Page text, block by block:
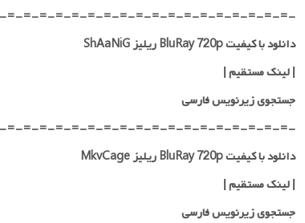
=-=-=-=-=-=-=-=-=-=-=-=-=-=-=-=-=-=-
دانلود با کیفیت BluRay 720p ریلیز ShAaNiG
|لینک مستقیم|
جستجوی زیرنویس فارسی
=-=-=-=-=-=-=-=-=-=-=-=-=-=-=-=-=-=-
دانلود با کیفیت BluRay 720p ریلیز MkvCage
|لینک مستقیم|
جستجوی زیرنویس فارسی